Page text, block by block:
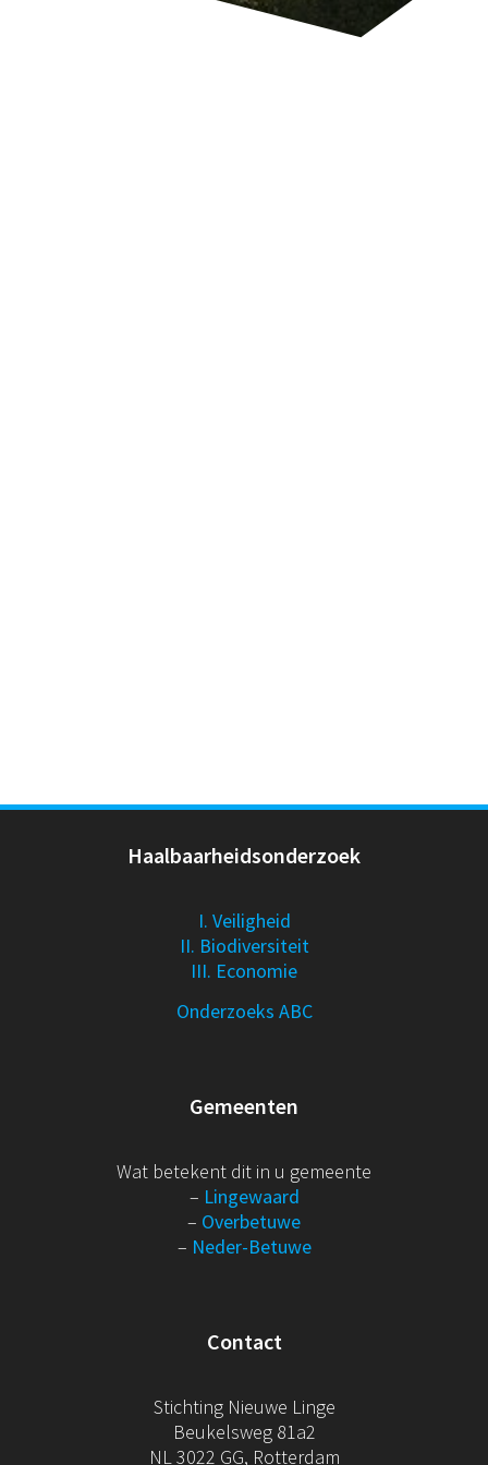
Haalbaarheidsonderzoek
I. Veiligheid
II. Biodiversiteit
III. Economie
Onderzoeks ABC
Gemeenten
Wat betekent dit in u gemeente
– Lingewaard
– Overbetuwe
– Neder-Betuwe
Contact
Stichting Nieuwe Linge
Beukelsweg 81a2
NL 3022 GG, Rotterdam